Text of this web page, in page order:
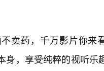
卖药，千万影片你来
身，享受纯粹的视听